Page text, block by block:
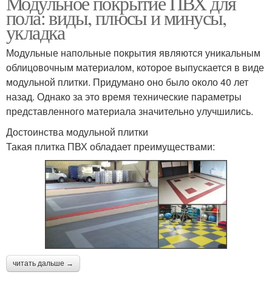
пола: виды, плюсы и минусы,
укладка
Модульные напольные покрытия являются уникальным
облицовочным материалом, которое выпускается в виде
модульной плитки. Придумано оно было около 40 лет
назад. Однако за это время технические параметры
представленного материала значительно улучшились.
Достоинства модульной плитки
Такая плитка ПВХ обладает преимуществами:
читать дальше →